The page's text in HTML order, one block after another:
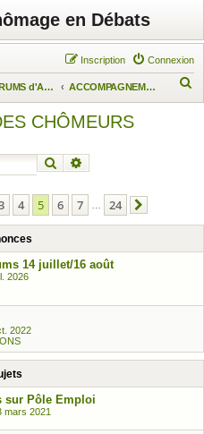
en Débats
Connexion
Inscription
Les FORUMS d'Actuchômage ACCOMPAGNEMENT DES CHÔMEURS
CHÔMEURS
Rechercher
4 5 6 7 24
14 juillet/16 août
2026
2022
sur Pôle Emploi
mars 2021